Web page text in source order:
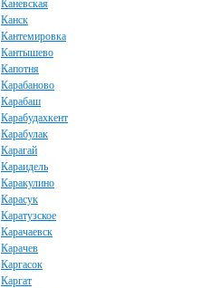
Каневская
Канск
Кантемировка
Кантышево
Капотня
Карабаново
Карабаш
Карабудахкент
Карабулак
Карагай
Караидель
Каракулино
Карасук
Каратузское
Карачаевск
Карачев
Каргасок
Каргат